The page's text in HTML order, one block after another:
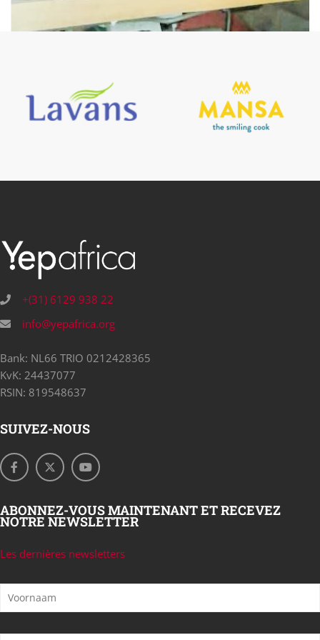
+(31) 6129 938 22
info@yepafrica.org
Bank: NL66 TRIO 0212428365
KvK: 24437077
RSIN: 819548637
SUIVEZ-NOUS
ABONNEZ-VOUS MAINTENANT ET RECEVEZ
NOTRE NEWSLETTER
Les dernières newsletters